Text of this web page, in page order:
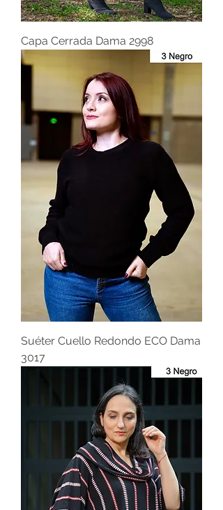
Capa Cerrada Dama 2998
Suéter Cuello Redondo ECO Dama
3017